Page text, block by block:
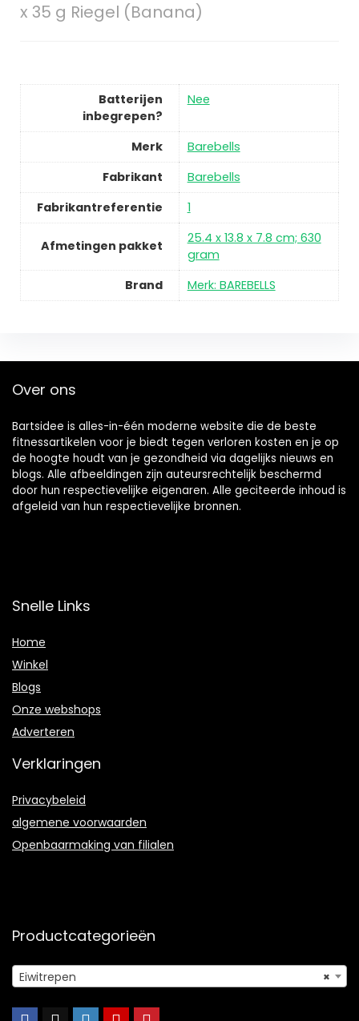
x 35 g Riegel (Banana)
Batterijen
inbegrepen?
Nee
Merk
Barebells
Fabrikant
Barebells
Fabrikantreferentie
1
Afmetingen pakket
25.4 x 13.8 x 7.8 cm; 630
gram
Brand
Merk: BAREBELLS
Over ons
Bartsidee is alles-in-één moderne website die de beste
fitnessartikelen voor je biedt tegen verloren kosten en je op
de hoogte houdt van je gezondheid via dagelijks nieuws en
blogs. Alle afbeeldingen zijn auteursrechtelijk beschermd
door hun respectievelijke eigenaren. Alle geciteerde inhoud is
afgeleid van hun respectievelijke bronnen.
Snelle Links
Home
Winkel
Blogs
Onze webshops
Adverteren
Verklaringen
Privacybeleid
algemene voorwaarden
Openbaarmaking van filialen
Productcategorieën
×
Eiwitrepen